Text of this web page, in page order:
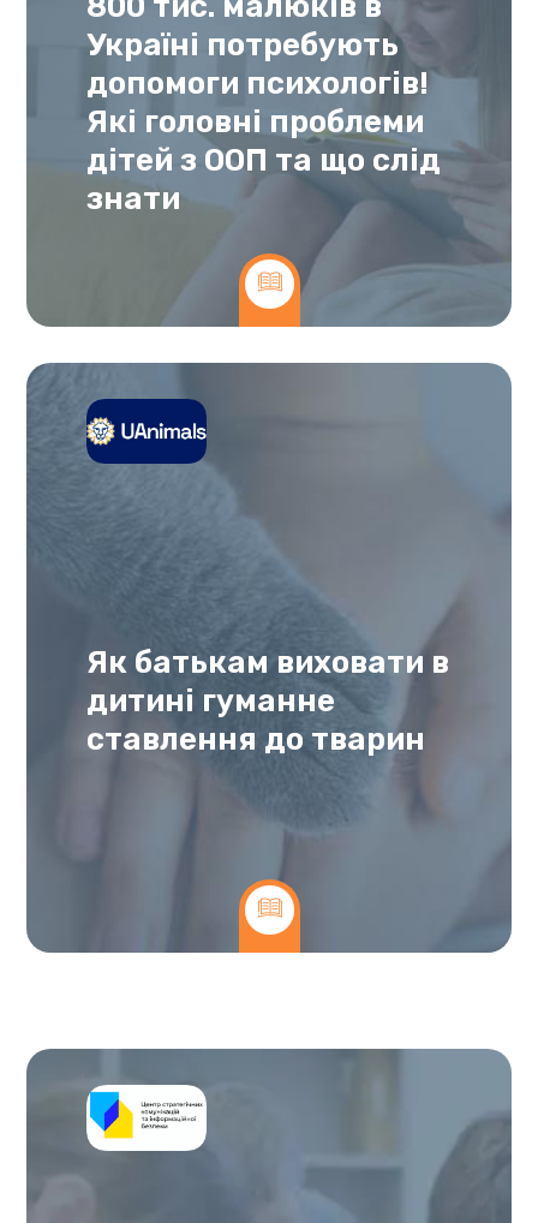
Україні потребують
допомоги психологів!
Які головні проблеми
дітей з ООП та що слід
знати
Як батькам виховати в
дитині гуманне
ставлення до тварин